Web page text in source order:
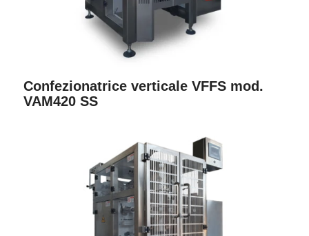
Confezionatrice verticale VFFS mod.
VAM420 SS